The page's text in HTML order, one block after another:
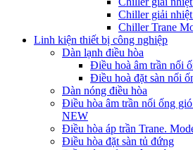
Chiller giải
Chiller Trane
Linh kiện thiết bị công nghiệp
Dàn lạnh điều hòa
Điều hoà âm trần nối
Điều hoà đặt sàn nối
Dàn nóng điều hòa
Điều hòa âm trần nối ống
NEW
Điều hòa áp trần Trane.
Điều hòa đặt sàn tủ đứng